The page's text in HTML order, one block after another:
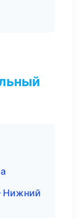
Нижний